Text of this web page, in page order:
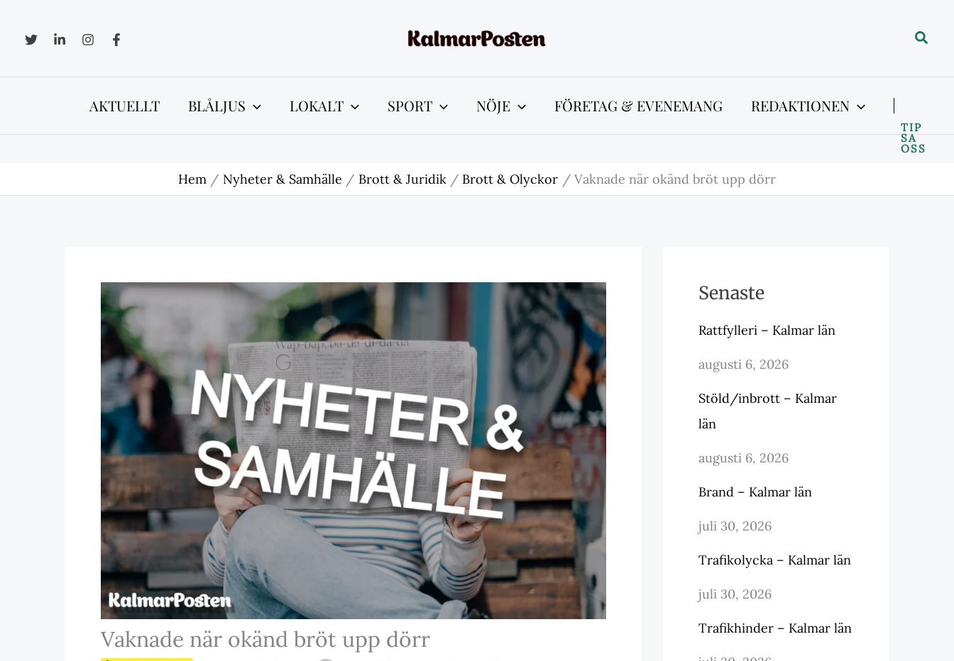
innehåll
Sök
AKTUELLT BLÅLJUS LOKALT SPORT NÖJE FÖRETAG & EVENEMANG REDAKTIONEN
TIP
SA
OSS
Hem Nyheter & Samhälle Brott & Juridik Brott & Olyckor Vaknade när okänd bröt upp dörr
Vaknade när okänd bröt upp dörr
Senaste
Rattfylleri – Kalmar län
augusti 6, 2026
Stöld/inbrott – Kalmar
län
augusti 6, 2026
Brand – Kalmar län
juli 30, 2026
Trafikolycka – Kalmar län
juli 30, 2026
Trafikhinder – Kalmar län